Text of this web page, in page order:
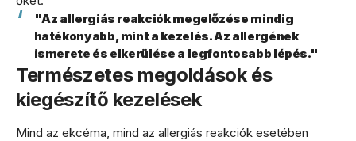
"Az allergiás reakciók megelőzése mindig
hatékonyabb, mint a kezelés. Az allergének
ismerete és elkerülése a legfontosabb lépés."
Természetes megoldások és
kiegészítő kezelések
Mind az ekcéma, mind az allergiás reakciók esetében